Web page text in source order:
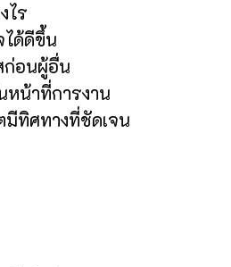
ไร
ได้ดีขึ้น
ก่อนผู้อื่น
หน้าที่การงาน
มีทิศทางที่ชัดเจน